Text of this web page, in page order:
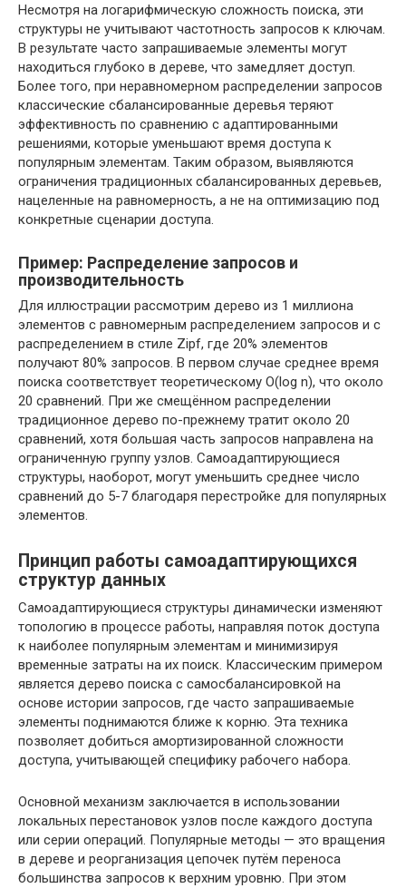
Несмотря на логарифмическую сложность поиска, эти
структуры не учитывают частотность запросов к ключам.
В результате часто запрашиваемые элементы могут
находиться глубоко в дереве, что замедляет доступ.
Более того, при неравномерном распределении запросов
классические сбалансированные деревья теряют
эффективность по сравнению с адаптированными
решениями, которые уменьшают время доступа к
популярным элементам. Таким образом, выявляются
ограничения традиционных сбалансированных деревьев,
нацеленные на равномерность, а не на оптимизацию под
конкретные сценарии доступа.
Пример: Распределение запросов и
производительность
Для иллюстрации рассмотрим дерево из 1 миллиона
элементов с равномерным распределением запросов и с
распределением в стиле Zipf, где 20% элементов
получают 80% запросов. В первом случае среднее время
поиска соответствует теоретическому O(log n), что около
20 сравнений. При же смещённом распределении
традиционное дерево по-прежнему тратит около 20
сравнений, хотя большая часть запросов направлена на
ограниченную группу узлов. Самоадаптирующиеся
структуры, наоборот, могут уменьшить среднее число
сравнений до 5-7 благодаря перестройке для популярных
элементов.
Принцип работы самоадаптирующихся
структур данных
Самоадаптирующиеся структуры динамически изменяют
топологию в процессе работы, направляя поток доступа
к наиболее популярным элементам и минимизируя
временные затраты на их поиск. Классическим примером
является дерево поиска с самосбалансировкой на
основе истории запросов, где часто запрашиваемые
элементы поднимаются ближе к корню. Эта техника
позволяет добиться амортизированной сложности
доступа, учитывающей специфику рабочего набора.
Основной механизм заключается в использовании
локальных перестановок узлов после каждого доступа
или серии операций. Популярные методы — это вращения
в дереве и реорганизация цепочек путём переноса
большинства запросов к верхним уровню. При этом